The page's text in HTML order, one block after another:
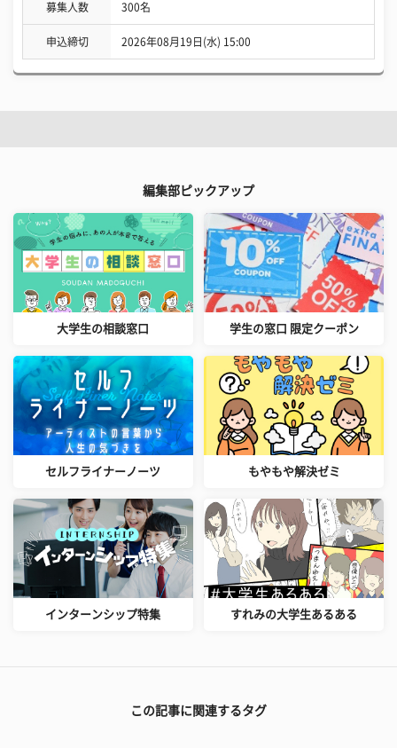
募集人数 300名
申込締切 2026年08月19日(水) 15:00
編集部ピックアップ
大学生の相談窓口 学生の窓口 限定クーポン
セルフライナーノーツ もやもや解決ゼミ
インターンシップ特集 すれみの大学生あるある
この記事に関連するタグ